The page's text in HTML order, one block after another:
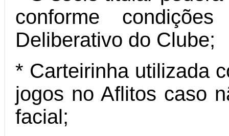
conforme
Deliberativo do Clube;
* Carteirinha utilizada
jogos no Aflitos caso
facial;